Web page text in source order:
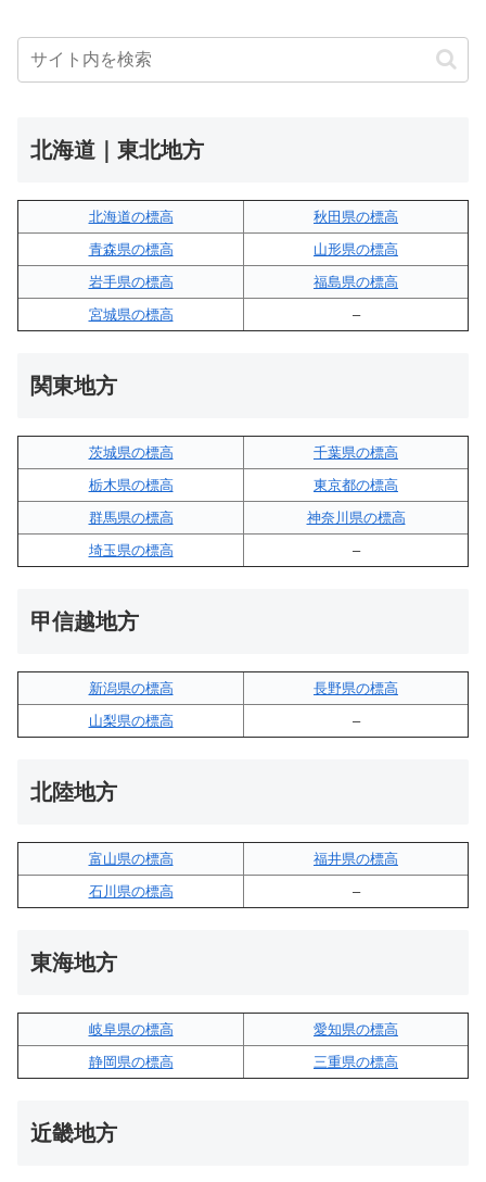
北海道｜東北地方
北海道の標高
秋田県の標高
青森県の標高
山形県の標高
岩手県の標高
福島県の標高
宮城県の標高
–
関東地方
茨城県の標高
千葉県の標高
栃木県の標高
東京都の標高
群馬県の標高
神奈川県の標高
埼玉県の標高
–
甲信越地方
新潟県の標高
長野県の標高
山梨県の標高
–
北陸地方
富山県の標高
福井県の標高
石川県の標高
–
東海地方
岐阜県の標高
愛知県の標高
静岡県の標高
三重県の標高
近畿地方